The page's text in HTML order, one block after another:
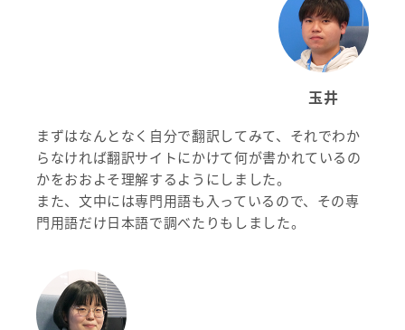
玉井
まずはなんとなく自分で翻訳してみて、それでわか
らなければ翻訳サイトにかけて何が書かれているの
かをおおよそ理解するようにしました。
また、文中には専門用語も入っているので、その専
門用語だけ日本語で調べたりもしました。